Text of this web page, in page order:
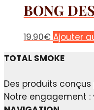
BONG
19.90€ Ajouter
TOTAL SMOKE
Des produits
Notre engagement :